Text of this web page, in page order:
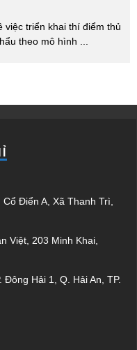
việc triển khai thí điểm thủ
theo mô hình
Điển A, Xã Thanh Trì,
Việt, 203 Minh Khai,
Hải 1, Q. Hải An, TP.